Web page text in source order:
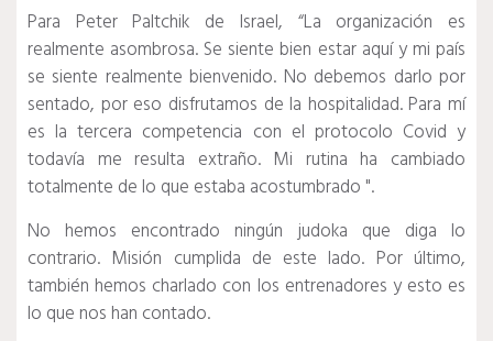
Para Peter Paltchik de Israel, “La organización es
realmente asombrosa. Se siente bien estar aquí y mi país
se siente realmente bienvenido. No debemos darlo por
sentado, por eso disfrutamos de la hospitalidad. Para mí
es la tercera competencia con el protocolo Covid y
todavía me resulta extraño. Mi rutina ha cambiado
totalmente de lo que estaba acostumbrado ".
No hemos encontrado ningún judoka que diga lo
contrario. Misión cumplida de este lado. Por último,
también hemos charlado con los entrenadores y esto es
lo que nos han contado.